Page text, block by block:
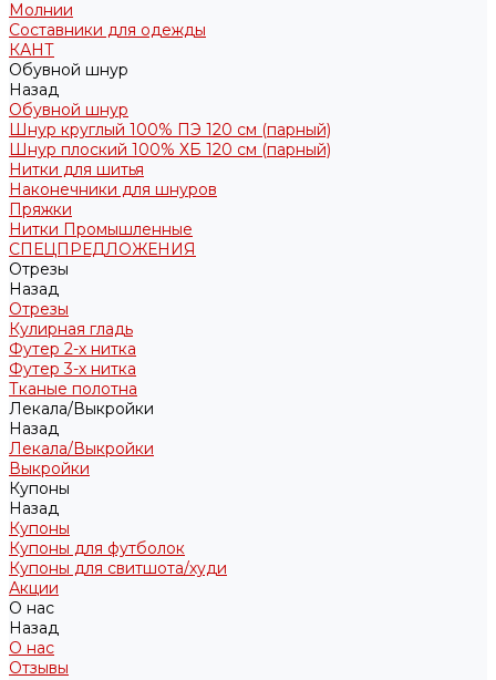
Молнии
Составники для одежды
КАНТ
Обувной шнур
Назад
Обувной шнур
Шнур круглый 100% ПЭ 120 см (парный)
Шнур плоский 100% ХБ 120 см (парный)
Нитки для шитья
Наконечники для шнуров
Пряжки
Нитки Промышленные
СПЕЦПРЕДЛОЖЕНИЯ
Отрезы
Назад
Отрезы
Кулирная гладь
Футер 2-х нитка
Футер 3-х нитка
Тканые полотна
Лекала/Выкройки
Назад
Лекала/Выкройки
Выкройки
Купоны
Назад
Купоны
Купоны для футболок
Купоны для свитшота/худи
Акции
О нас
Назад
О нас
Отзывы